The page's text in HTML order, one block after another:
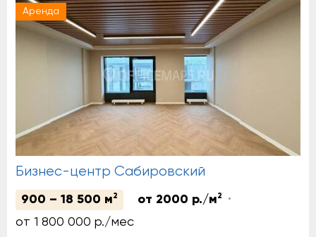
Аренда
Бизнес-центр Сабировский
900 – 18 500 м 2 от 2000 р./м 2
от 1 800 000 р./мес